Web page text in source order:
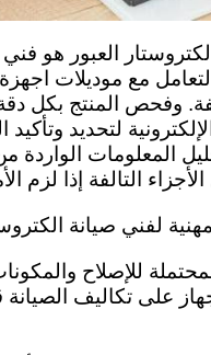
العبور هو
مع موديلات اجهزة
وفحص المنتج بكل
لتحديد
المعلومات الواردة
التالفة إذا لزم
لفني صيانة
للإصلاح
على تكاليف الصيانة